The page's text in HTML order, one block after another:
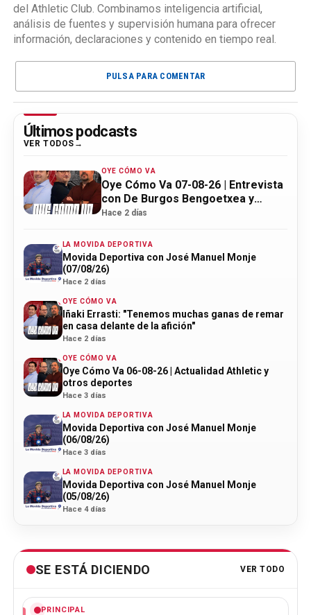
del Athletic Club. Combinamos inteligencia artificial,
análisis de fuentes y supervisión humana para ofrecer
información, declaraciones y contenido en tiempo real.
PULSA PARA COMENTAR
Últimos podcasts
VER TODOS
OYE CÓMO VA
Oye Cómo Va 07-08-26 | Entrevista
con De Burgos Bengoetxea y
actualidad Athletic
Hace 2 días
LA MOVIDA DEPORTIVA
Movida Deportiva con José Manuel Monje
(07/08/26)
Hace 2 días
OYE CÓMO VA
Iñaki Errasti: "Tenemos muchas ganas de remar
en casa delante de la afición"
Hace 2 días
OYE CÓMO VA
Oye Cómo Va 06-08-26 | Actualidad Athletic y
otros deportes
Hace 3 días
LA MOVIDA DEPORTIVA
Movida Deportiva con José Manuel Monje
(06/08/26)
Hace 3 días
LA MOVIDA DEPORTIVA
Movida Deportiva con José Manuel Monje
(05/08/26)
Hace 4 días
SE ESTÁ DICIENDO VER TODO
PRINCIPAL